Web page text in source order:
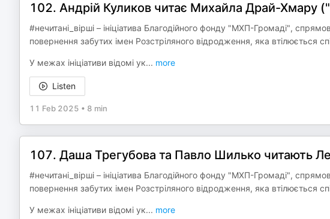
102. Андрій Куликов читає Михайла Драй-Хмару
#нечитані_вірші – ініціатива Благодійного фонду "МХП-Громаді",
повернення забутих імен Розстріляного відродження, яка втілюється
У межах ініціативи відомі ук... more
Listen
11 Feb 2025 • 8 min
107. Даша Трегубова та Павло Шилько читають
#нечитані_вірші – ініціатива Благодійного фонду "МХП-Громаді",
повернення забутих імен Розстріляного відродження, яка втілюється
У межах ініціативи відомі ук... more